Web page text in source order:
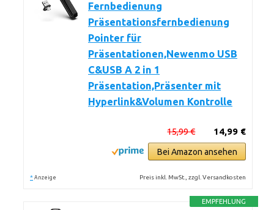
Fernbedienung
Präsentationsfernbedienung
Pointer für
Präsentationen,Newenmo USB
C&USB A 2 in 1
Präsentation,Präsenter mit
Hyperlink&Volumen Kontrolle
14,99 €
15,99 €
Bei Amazon ansehen
* Anzeige Preis inkl. MwSt., zzgl. Versandkosten
EMPFEHLUNG